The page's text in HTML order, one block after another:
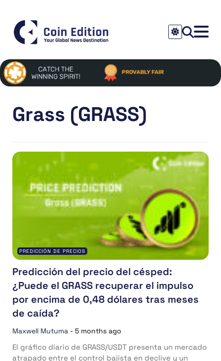
Grass (GRASS)
PREDICCIÓN DE PRECIOS
Predicción del precio del césped:
¿Puede el GRASS recuperar el impulso
por encima de 0,48 dólares tras meses
de caída?
Maxwell Mutuma - 5 months ago
El gráfico diario de GRASS/USDT presenta un mercado
atrapado entre el control bajista en declive y un